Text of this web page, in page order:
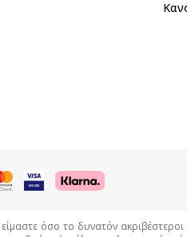
όσο το δυνατόν ακριβέστεροι